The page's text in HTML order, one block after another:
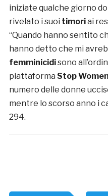
iniziate qualche giorno
rivelato i suoi timoriai
“Quando hanno sentito
hanno detto che mi
femminicidisono
piattaforma Stop
numero delle donne
mentre lo scorso anno i
294.